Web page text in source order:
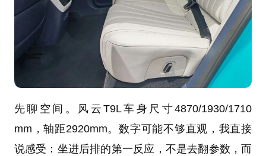
先聊空间。风云T9L车身尺寸4870/1930/1710
mm，轴距2920mm。数字可能不够直观，我直接
说感受：坐进后排的第一反应，不是去翻参数，而